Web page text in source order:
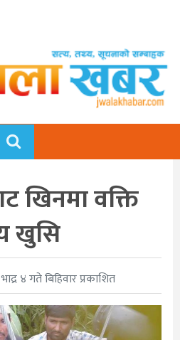
खिनमा वक्ति
खुसि
४ गते बिहिवार प्रकाशित